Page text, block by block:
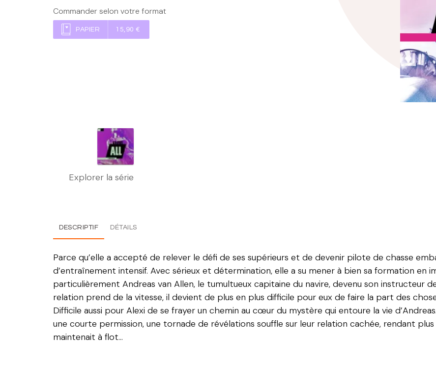
Commander selon votre format
PAPIER 15,90 €
Explorer la série
DESCRIPTIF DÉTAILS
Parce qu’elle a accepté de relever le défi de ses supérieurs et de devenir pilote de chasse
d’entraînement intensif. Avec sérieux et détermination, elle a su mener à bien sa formation en
particulièrement Andreas van Allen, le tumultueux capitaine du navire, devenu son instructeur
relation prend de la vitesse, il devient de plus en plus difficile pour eux de faire la part des
Difficile aussi pour Alexi de se frayer un chemin au cœur du mystère qui entoure la vie
une courte permission, une tornade de révélations souffle sur leur relation cachée, rendant plus
maintenait à flot…